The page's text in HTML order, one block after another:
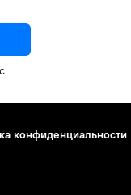
конфиденциальности